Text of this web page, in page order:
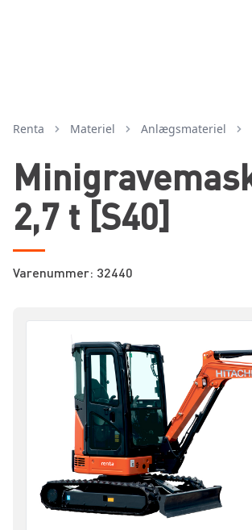
Renta Materiel anlægsmateriel
2,7 t [S40]
Varenummer: 32440